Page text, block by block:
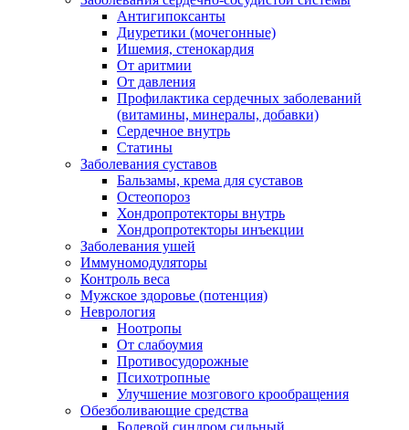
Антигипоксанты
Диуретики (мочегонные)
Ишемия, стенокардия
От аритмии
От давления
Профилактика сердечных заболеваний
(витамины, минералы, добавки)
Сердечное внутрь
Статины
Заболевания суставов
Бальзамы, крема для суставов
Остеопороз
Хондропротекторы внутрь
Хондропротекторы инъекции
Заболевания ушей
Иммуномодуляторы
Контроль веса
Мужское здоровье (потенция)
Неврология
Ноотропы
От слабоумия
Противосудорожные
Психотропные
Улучшение мозгового крообращения
Обезболивающие средства
Болевой синдром сильный